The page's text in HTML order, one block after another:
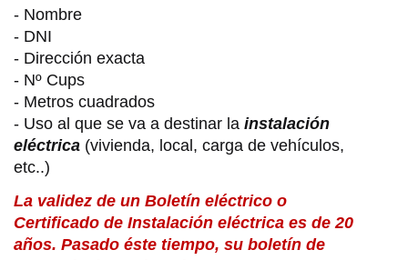
- Nombre
- DNI
- Dirección exacta
- Nº Cups
- Metros cuadrados
- Uso al que se va a destinar la instalación
eléctrica (vivienda, local, carga de vehículos,
etc..)
La validez de un Boletín eléctrico o
Certificado de Instalación eléctrica es de 20
años. Pasado éste tiempo, su boletín de